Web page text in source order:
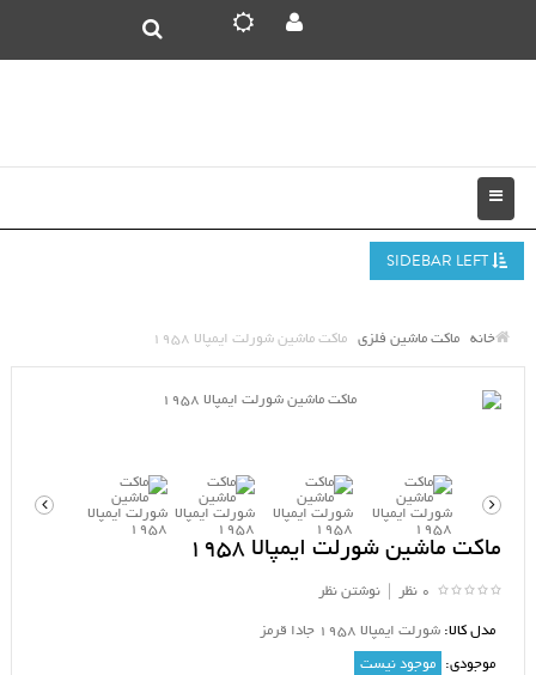
خانه ماکت ماشین فلزی ماکت ماشین شورلت ایمپالا 1958
ماکت ماشین شورلت ایمپالا 1958
0 نظر نوشتن نظر
مدل کالا: شورلت ایمپالا 1958 جادا قرمز
موجودی: موجود نیست